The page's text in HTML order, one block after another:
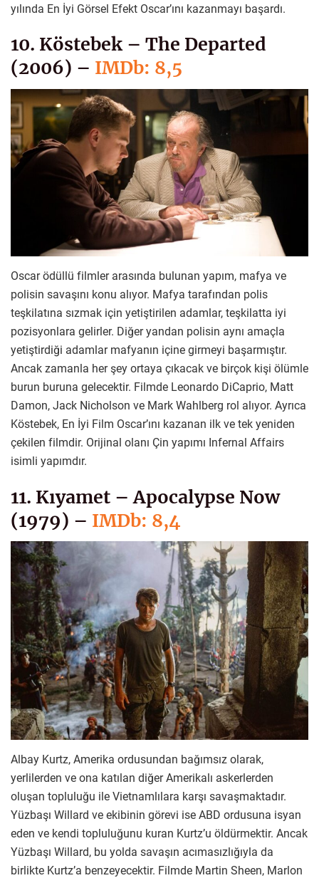
yılında En İyi Görsel Efekt Oscar’ını kazanmayı başardı.
10. Köstebek – The Departed
(2006) – IMDb: 8,5
Oscar ödüllü filmler arasında bulunan yapım, mafya ve
polisin savaşını konu alıyor. Mafya tarafından polis
teşkilatına sızmak için yetiştirilen adamlar, teşkilatta iyi
pozisyonlara gelirler. Diğer yandan polisin aynı amaçla
yetiştirdiği adamlar mafyanın içine girmeyi başarmıştır.
Ancak zamanla her şey ortaya çıkacak ve birçok kişi ölümle
burun buruna gelecektir. Filmde Leonardo DiCaprio, Matt
Damon, Jack Nicholson ve Mark Wahlberg rol alıyor. Ayrıca
Köstebek, En İyi Film Oscar’ını kazanan ilk ve tek yeniden
çekilen filmdir. Orijinal olanı Çin yapımı Infernal Affairs
isimli yapımdır.
11. Kıyamet – Apocalypse Now
(1979) – IMDb: 8,4
Albay Kurtz, Amerika ordusundan bağımsız olarak,
yerlilerden ve ona katılan diğer Amerikalı askerlerden
oluşan topluluğu ile Vietnamlılara karşı savaşmaktadır.
Yüzbaşı Willard ve ekibinin görevi ise ABD ordusuna isyan
eden ve kendi topluluğunu kuran Kurtz’u öldürmektir. Ancak
Yüzbaşı Willard, bu yolda savaşın acımasızlığıyla da
birlikte Kurtz’a benzeyecektir. Filmde Martin Sheen, Marlon